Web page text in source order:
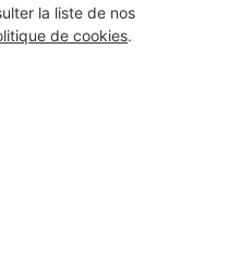
la liste de nos
de cookies.